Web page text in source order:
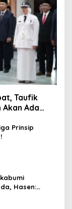
Taufik
Ada
Prinsip
Hasen: